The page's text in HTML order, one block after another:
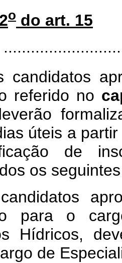
o do art. 15
candidatos
referido no
úteis a
de
os
para o
Hídricos,
de